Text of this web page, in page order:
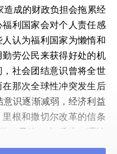
造成的财政负担会拖累经
利国家会对个人责任感
认为福利国家为懒惰和
劳公民来获得好处的机
社会团结意识曾将全世
那次全球性冲突发生后
识逐渐减弱，经济利益
根和撒切尔改革的信条
，尽管20年后这一理论
仍然有人认为是福利国